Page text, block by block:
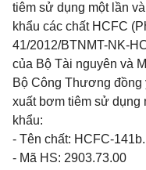
tiêm sử dụng một lần
khẩu các chất HCFC
41/2012/BTNMT-NK-
của Bộ Tài nguyên và
Bộ Công Thương đồng
xuất bơm tiêm sử dụng
khẩu:
- Tên chất: HCFC-141b.
- Mã HS: 2903.73.00